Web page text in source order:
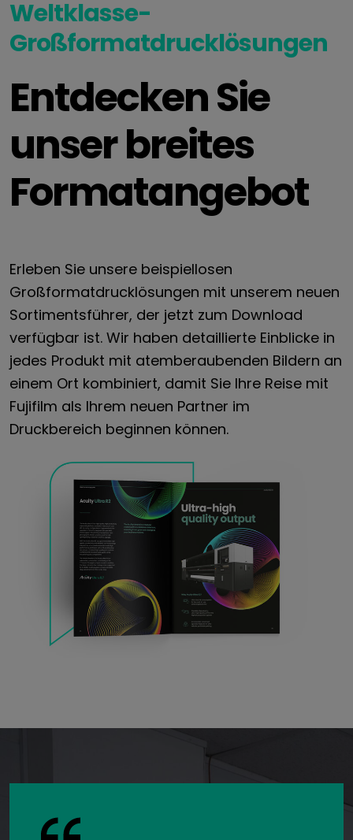
Weltklasse-
Großformatdrucklösungen
Entdecken Sie
unser breites
Formatangebot
Erleben Sie unsere beispiellosen
Großformatdrucklösungen mit unserem neuen
Sortimentsführer, der jetzt zum Download
verfügbar ist. Wir haben detaillierte Einblicke in
jedes Produkt mit atemberaubenden Bildern an
einem Ort kombiniert, damit Sie Ihre Reise mit
Fujifilm als Ihrem neuen Partner im
Druckbereich beginnen können.